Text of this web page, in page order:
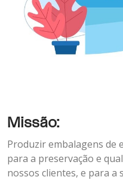
Missão:
Produzir embalagens de
para a preservação e
nossos clientes, e para a